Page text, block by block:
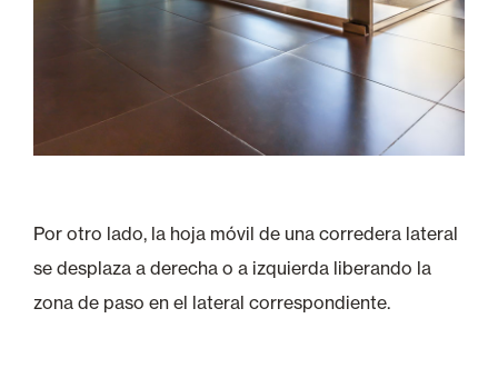
Por otro lado, la hoja móvil de una corredera lateral
se desplaza a derecha o a izquierda liberando la
zona de paso en el lateral correspondiente.